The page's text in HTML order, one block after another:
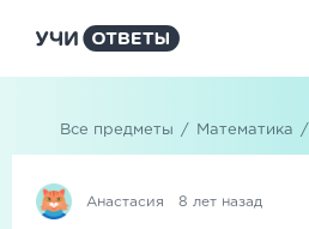
Все предметы / Математика /
Анастасия 8 лет назад